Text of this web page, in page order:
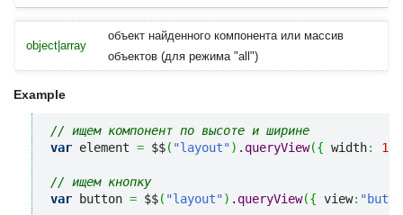
object|array
объект найденного компонента или массив
объектов (для режима "all")
Example
// ищем компонент по высоте и ширине
var element = $$( "layout") . queryView({ width: 100
// ищем кнопку
var button = $$( "layout") . queryView({ view: